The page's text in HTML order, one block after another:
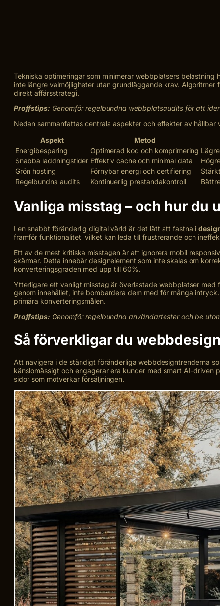
Tekniska optimeringar som minimerar webbplatsers
inte längre valmöjligheter utan grundläggande krav.
direkt affärsstrategi.
Proffstips: Genomför regelbundna webbplatsaudits för att
Nedan sammanfattas centrala aspekter och effekter av hållbar
Aspekt
Metod
Energibesparing
Optimerad kod och komprimering
Snabba laddningstider Effektiv cache och minimal data
Grön hosting
Förnybar energi och certifiering
Regelbundna audits
Kontinuerlig prestandakontroll
Vanliga misstag – och hur du
I en snabbt föränderlig digital värld är det lätt att fastna i
framför funktionalitet, vilket kan leda till frustrerande och
Ett av de mest kritiska misstagen är att ignorera mobil
skärmar. Detta innebär designelement som inte skalas om
konverteringsgraden med upp till 60%.
Ytterligare ett vanligt misstag är överlastade webbplatser
genom innehållet, inte bombardera dem med för många
primära konverteringsmålen.
Proffstips: Genomför regelbundna användartester och be
Så förverkligar du
Att navigera i de ständigt föränderliga webbdesigntrenderna
känslomässigt och engagerar era kunder med smart AI-driven
sidor som motverkar försäljningen.